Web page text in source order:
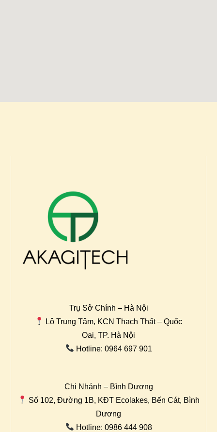
Trụ Sở Chính – Hà Nội
Lô Trung Tâm, KCN Thạch Thất – Quốc
Oai, TP. Hà Nội
Hotline: 0964 697 901
Chi Nhánh – Bình Dương
Số 102, Đường 1B, KĐT Ecolakes, Bến Cát, Bình
Dương
Hotline: 0986 444 908